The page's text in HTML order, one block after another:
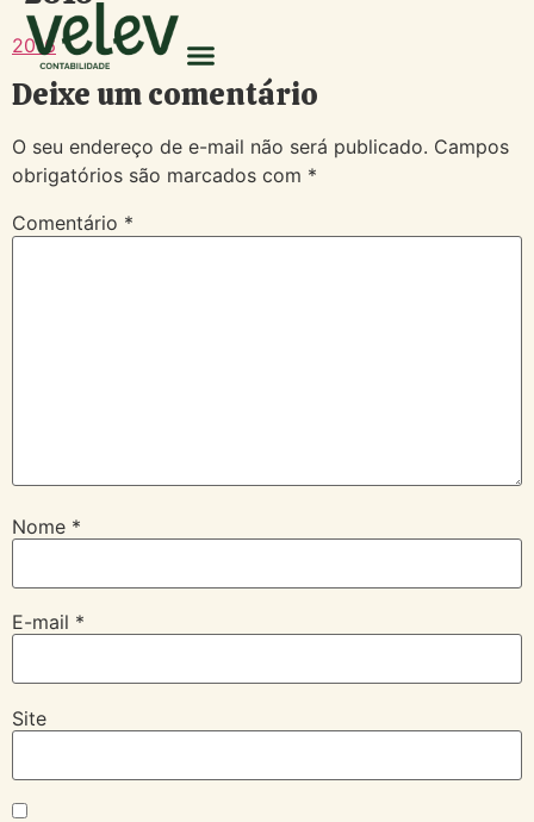
2016
Deixe um comentário
O seu endereço de e-mail não será publicado. Campos
obrigatórios são marcados com *
Comentário *
Nome *
E-mail *
Site